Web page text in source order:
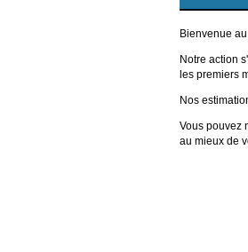
Bienvenue
Notre action
les premiers
Nos
Vous pouvez
au mieux de